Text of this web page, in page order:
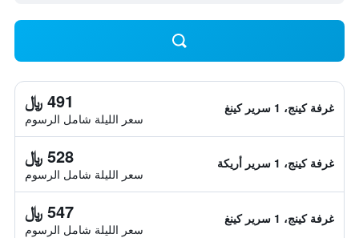
غرفة كينج، 1 سرير كينغ 491 ﷼
سعر الليلة شامل الرسوم
غرفة كينج، 1 سرير أريكة 528 ﷼
سعر الليلة شامل الرسوم
غرفة كينج، 1 سرير كينغ 547 ﷼
سعر الليلة شامل الرسوم